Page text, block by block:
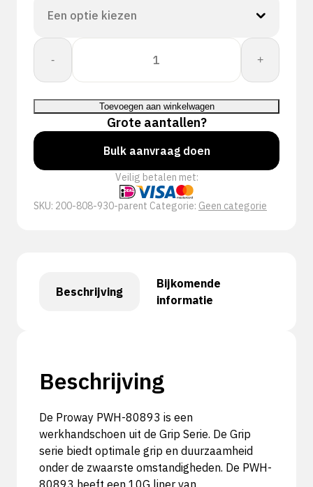
-
Proway:
Grip
PWH-
80893
aantal
+
Toevoegen aan winkelwagen
Grote aantallen?
Bulk aanvraag doen
Veilig betalen met:
SKU: 200-808-930-parent Categorie: Geen categorie
Beschrijving
Bijkomende
informatie
Beschrijving
De Proway PWH-80893 is een
werkhandschoen uit de Grip Serie. De Grip
serie biedt optimale grip en duurzaamheid
onder de zwaarste omstandigheden. De PWH-
80893 heeft een 10G liner van